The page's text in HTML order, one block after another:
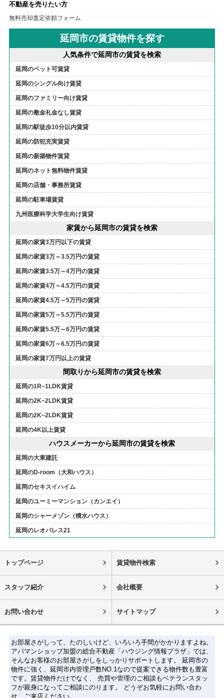
不動産を売りたい方
無料売却査定依頼フォーム
延岡市の賃貸物件を探す
人気条件で延岡市の賃貸を検索
延岡のペット可賃貸
延岡のシングル向け賃貸
延岡のファミリー向け賃貸
延岡の敷金礼金なし賃貸
延岡の駅徒歩10分以内賃貸
延岡の防犯充実賃貸
延岡の新築物件賃貸
延岡のネット無料物件賃貸
延岡の店舗・事務所賃貸
延岡の駐車場賃貸
九州医療科学大学生向け賃貸
家賃から延岡市の賃貸を検索
延岡の家賃3万円以下の賃貸
延岡の家賃3万～3.5万円の賃貸
延岡の家賃3.5万～4万円の賃貸
延岡の家賃4万～4.5万円の賃貸
延岡の家賃4.5万～5万円の賃貸
延岡の家賃5万～5.5万円の賃貸
延岡の家賃5.5万～6万円の賃貸
延岡の家賃6万～6.5万円の賃貸
延岡の家賃7万円以上の賃貸
間取りから延岡市の賃貸を検索
延岡の1R~1LDK賃貸
延岡の2K~2LDK賃貸
延岡の2K~2LDK賃貸
延岡の4K以上賃貸
ハウスメーカーから延岡市の賃貸を検索
延岡の大東建託
延岡のD-room（大和ハウス）
延岡のセキスイハイム
延岡のユーミーマンション（カンエイ）
延岡のシャーメゾン（積水ハウス）
延岡のレオパレス21
トップページ 賃貸物件検索
スタッフ紹介 会社概要
お問い合わせ サイトマップ
お部屋さがしって、たのしいけど、いろいろ手間がかかりますよね。
アパマンショップ加盟の総合不動産「ハウジング情報プラザ」では、
そんなお客様のお部屋さがしをしっかりサポートします。 延岡市の
物件に強く、延岡市内管理戸数NO.1なので提案できる物件数も豊富
です。賃貸物件だけでなく、 売買や管理のご相談もベテランスタッ
フが親身になってご相談にのります。 どうぞお気軽にお問い合わ
せ、ご来店ください。